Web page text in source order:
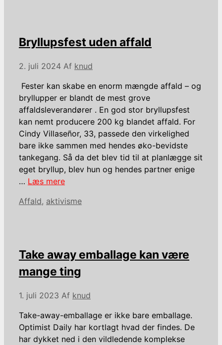
Bryllupsfest uden affald
2. juli 2024 Af knud
Fester kan skabe en enorm mængde affald – og
bryllupper er blandt de mest grove
affaldsleverandører . En god stor bryllupsfest
kan nemt producere 200 kg blandet affald. For
Cindy Villaseñor, 33, passede den virkelighed
bare ikke sammen med hendes øko-bevidste
tankegang. Så da det blev tid til at planlægge sit
eget bryllup, blev hun og hendes partner enige
… Læs mere
Kategorier
Affald, aktivisme
Take away emballage kan være
mange ting
1. juli 2023 Af knud
Take-away-emballage er ikke bare emballage.
Optimist Daily har kortlagt hvad der findes. De
har dykket ned i den vildledende komplekse